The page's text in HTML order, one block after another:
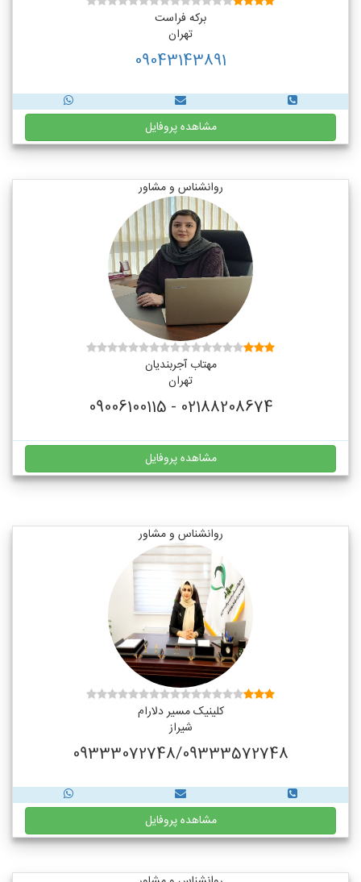
برکه فراست
تهران
09043143891
مشاهده پروفایل
روانشناس و مشاور
مهتاب آجربندیان
تهران
02188208674 - 09006100115
مشاهده پروفایل
روانشناس و مشاور
کلینیک مسیر دلارام
شیراز
09333072748/09333572748
مشاهده پروفایل